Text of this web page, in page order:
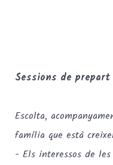
Sessions de
Escolta,
família que està
- Els interessos de